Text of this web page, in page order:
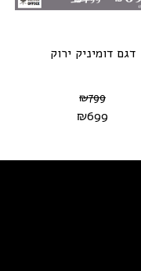
דגם דומיניק ירוק
₪799
₪699